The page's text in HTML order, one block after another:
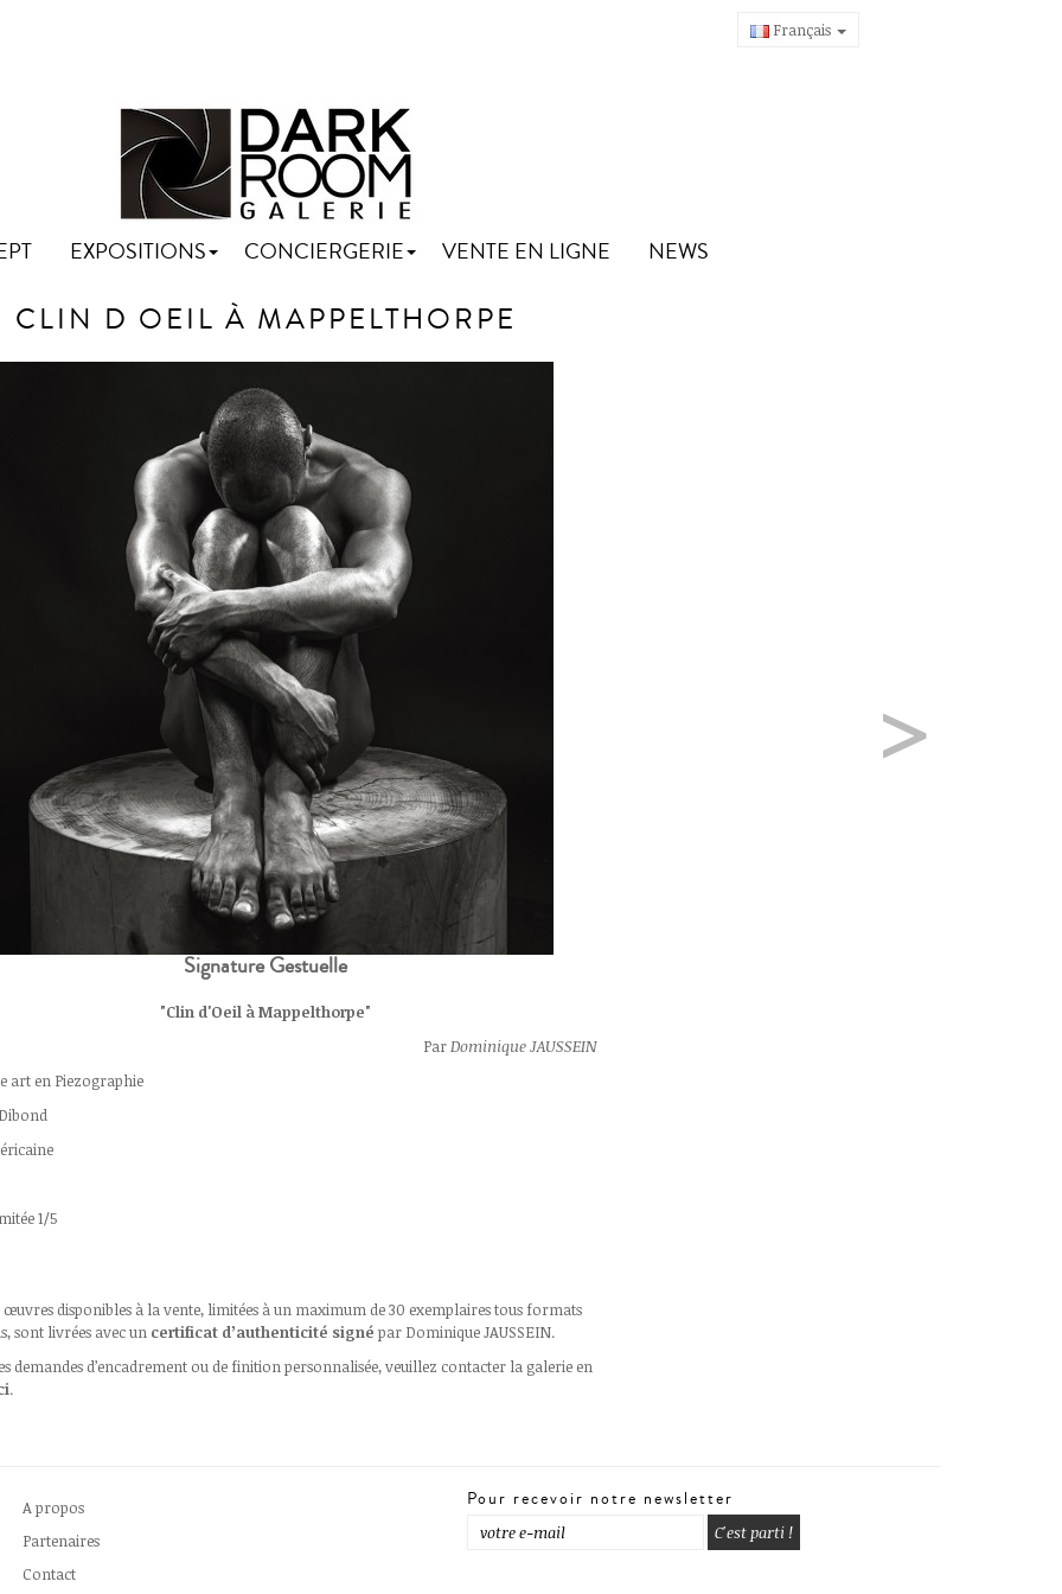
Français
EXPOSITIONS CONCIERGERIE VENTE EN LIGNE NEWS
CLIN D OEIL À MAPPELTHORPE
Signature Gestuelle
"Clin d'Oeil à Mappelthorpe"
ParDominique JAUSSEIN
art en Piezographie
1/5
œuvres disponibles à la vente, limitées à un maximum de 30 exemplaires tous formats
sont livrées avec un certificat d’authenticité signé par Dominique JAUSSEIN.
demandes d’encadrement ou de finition personnalisée, veuillez contacter la galerie en
.
>
A propos
Partenaires
Contact
Pour recevoir notre newsletter